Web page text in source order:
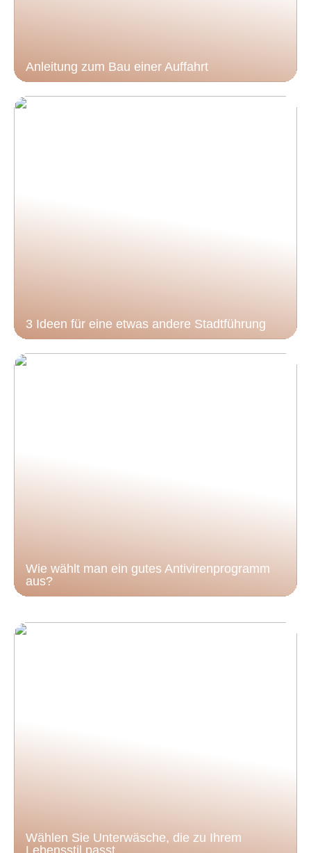
Anleitung zum Bau einer Auffahrt
3 Ideen für eine etwas andere Stadtführung
Wie wählt man ein gutes Antivirenprogramm
aus?
Wählen Sie Unterwäsche, die zu Ihrem
Lebensstil passt